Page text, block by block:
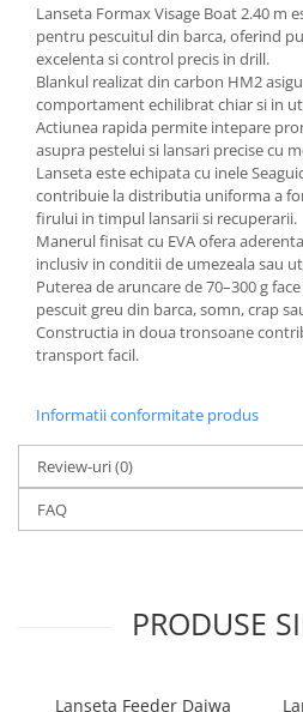
Lanseta FormaxVisage Boat 2.40 m
pentru pescuitul din barca, oferind
excelenta si control precis in drill.
Blankul realizat din carbon HM2
comportament echilibrat chiar si in
Actiunea rapida permite intepare
asupra pestelui si lansari precise cu
Lanseta este echipata cu inele
contribuie la distributia uniforma a
firului in timpul lansarii si recuperarii.
Manerul finisat cu EVA ofera
inclusiv in conditii de umezeala sau
Puterea de aruncare de 70–300 g
pescuit greu din barca, somn, crap
Constructia in doua tronsoane
transport facil.
Informatii conformitate produs
Review-uri(0)
FAQ
PRODUSE
Lanseta Feeder Daiwa